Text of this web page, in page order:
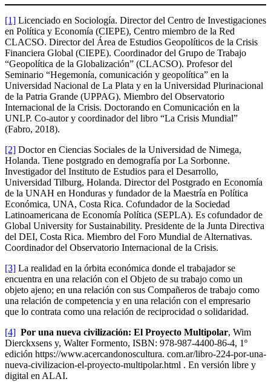
[1] Licenciado en Sociología. Director del Centro de Investigaciones
en Política y Economía (CIEPE), Centro miembro de la Red
CLACSO. Director del Área de Estudios Geopolíticos de la Crisis
Financiera Global (CIEPE). Coordinador del Grupo de Trabajo
“Geopolítica de la Globalización” (CLACSO). Profesor del
Seminario “Hegemonía, comunicación y geopolítica” en la
Universidad Nacional de La Plata y en la Universidad Plurinacional
de la Patria Grande (UPPAG). Miembro del Observatorio
Internacional de la Crisis. Doctorando en Comunicación en la
UNLP. Co-autor y coordinador del libro “La Crisis Mundial”
(Fabro, 2018).
[2] Doctor en Ciencias Sociales de la Universidad de Nimega,
Holanda. Tiene postgrado en demografía por La Sorbonne.
Investigador del Instituto de Estudios para el Desarrollo,
Universidad Tilburg, Holanda. Director del Postgrado en Economía
de la UNAH en Honduras y fundador de la Maestría en Política
Económica, UNA, Costa Rica. Cofundador de la Sociedad
Latinoamericana de Economía Política (SEPLA). Es cofundador de
Global University for Sustainability. Presidente de la Junta Directiva
del DEI, Costa Rica. Miembro del Foro Mundial de Alternativas.
Coordinador del Observatorio Internacional de la Crisis.
[3] La realidad en la órbita económica donde el trabajador se
encuentra en una relación con el Objeto de su trabajo como un
objeto ajeno; en una relación con sus Compañeros de trabajo como
una relación de competencia y en una relación con el empresario
que lo contrata como una relación de reciprocidad o solidaridad.
[4] Por una nueva civilización: El Proyecto Multipolar, Wim
Dierckxsens y, Walter Formento, ISBN: 978-987-4400-86-4, 1º
edición https://www.acercandonoscultura. com.ar/libro-224-por-una-
nueva-civilizacion-el-proyecto-multipolar.html . En versión libre y
digital en ALAI.